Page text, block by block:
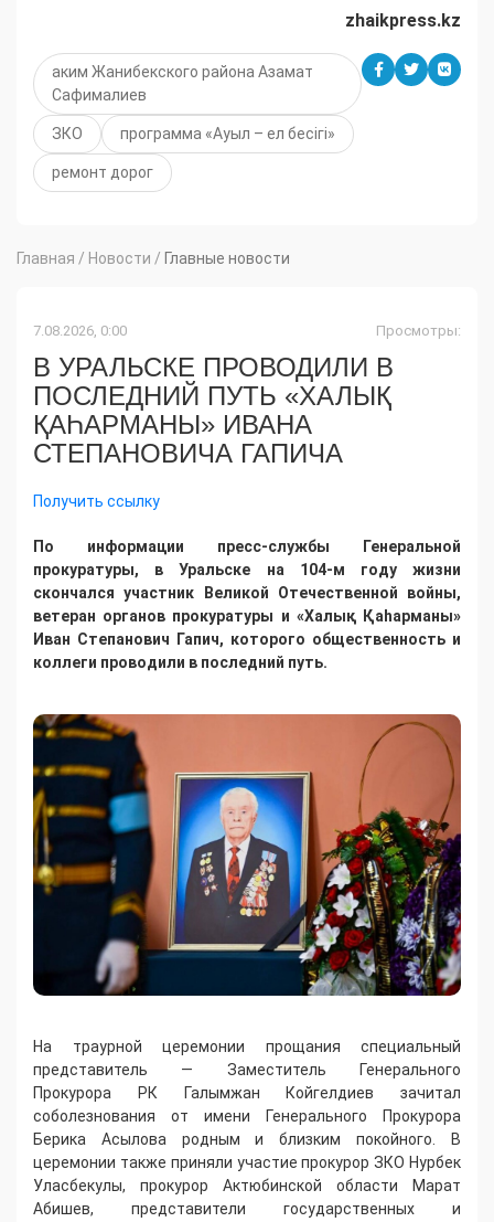
zhaikpress.kz
аким Жанибекского района Азамат
Сафималиев
ЗКО программа «Ауыл – ел бесігі»
ремонт дорог
Главная / Новости / Главные новости
7.08.2026, 0:00 Просмотры:
В УРАЛЬСКЕ ПРОВОДИЛИ В
ПОСЛЕДНИЙ ПУТЬ «ХАЛЫҚ
ҚАҺАРМАНЫ» ИВАНА
СТЕПАНОВИЧА ГАПИЧА
Получить ссылку
По информации пресс-службы Генеральной
прокуратуры, в Уральске на 104-м году жизни
скончался участник Великой Отечественной войны,
ветеран органов прокуратуры и «Халық Қаһарманы»
Иван Степанович Гапич, которого общественность и
коллеги проводили в последний путь.
На траурной церемонии прощания специальный
представитель — Заместитель Генерального
Прокурора РК Галымжан Койгелдиев зачитал
соболезнования от имени Генерального Прокурора
Берика Асылова родным и близким покойного. В
церемонии также приняли участие прокурор ЗКО Нурбек
Уласбекулы, прокурор Актюбинской области Марат
Абишев, представители государственных и